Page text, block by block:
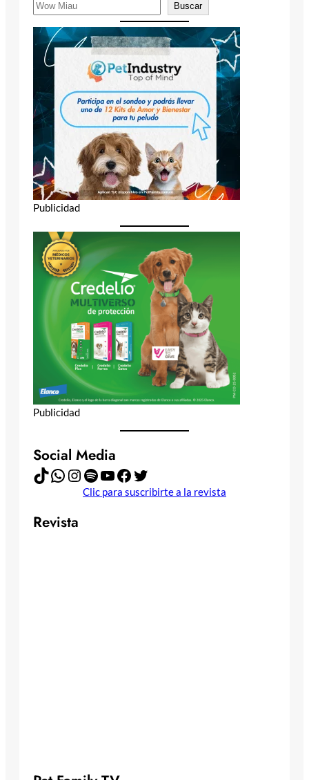
Buscar
Publicidad
Publicidad
Social Media
TikTok WhatsApp Instagram Spotify YouTube Facebook Twitter
Clic para suscribirte a la revista
Revista